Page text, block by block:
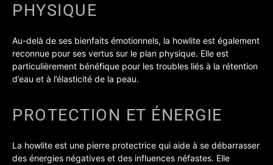
PHYSIQUE
Au-delà de ses bienfaits émotionnels, la howlite est également
reconnue pour ses vertus sur le plan physique. Elle est
particulièrement bénéfique pour les troubles liés à la rétention
d’eau et à l’élasticité de la peau.
PROTECTION ET ÉNERGIE
La howlite est une pierre protectrice qui aide à se débarrasser
des énergies négatives et des influences néfastes. Elle